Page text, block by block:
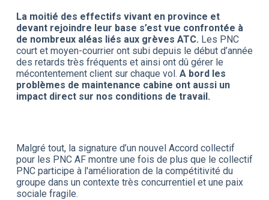
La moitié des effectifs vivant en province et
devant rejoindre leur base s’est vue confrontée à
de nombreux aléas liés aux grèves ATC. Les PNC
court et moyen-courrier ont subi depuis le début d’année
des retards très fréquents et ainsi ont dû gérer le
mécontentement client sur chaque vol. A bord les
problèmes de maintenance cabine ont aussi un
impact direct sur nos conditions de travail.
Malgré tout, la signature d’un nouvel Accord collectif
pour les PNC AF montre une fois de plus que le collectif
PNC participe à l'amélioration de la compétitivité du
groupe dans un contexte très concurrentiel et une paix
sociale fragile.